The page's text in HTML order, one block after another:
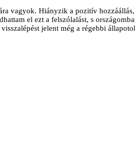
vagyok. Hiányzik a pozitív
el ezt a felszólalást, s
jelent még a régebbi